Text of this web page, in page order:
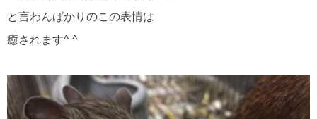
と言わんばかりのこの表情は
癒されます^ ^